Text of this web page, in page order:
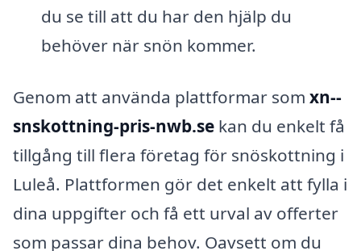
du se till att du har den hjälp du
behöver när snön kommer.
Genom att använda plattformar som xn--
snskottning-pris-nwb.se kan du enkelt få
tillgång till flera företag för snöskottning i
Luleå. Plattformen gör det enkelt att fylla i
dina uppgifter och få ett urval av offerter
som passar dina behov. Oavsett om du